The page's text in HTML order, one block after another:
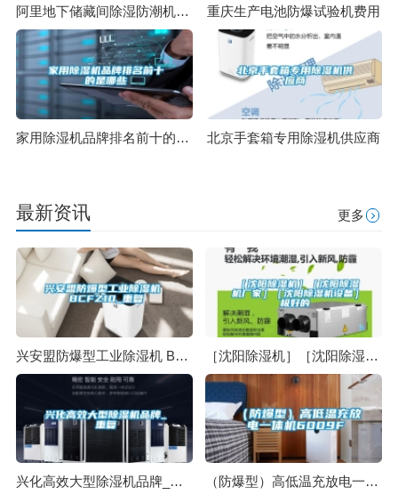
阿里地下储藏间除湿防潮机如何选择厂家 重庆生产电池防爆试验机费用
家用除湿机品牌排名前十的是哪些 北京手套箱专用除湿机供应商
最新资讯 更多
兴安盟防爆型工业除湿机 BCFZ10_重复 ［沈阳除湿机］［沈阳除湿机厂家］［沈阳除湿机设备］极好的
兴化高效大型除湿机品牌_重复 （防爆型）高低温充放电一体机6009F